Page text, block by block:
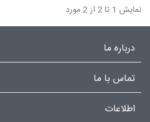
نمایش 1 تا 2 از 2 مورد
درباره ما
تماس با ما
اطلاعات